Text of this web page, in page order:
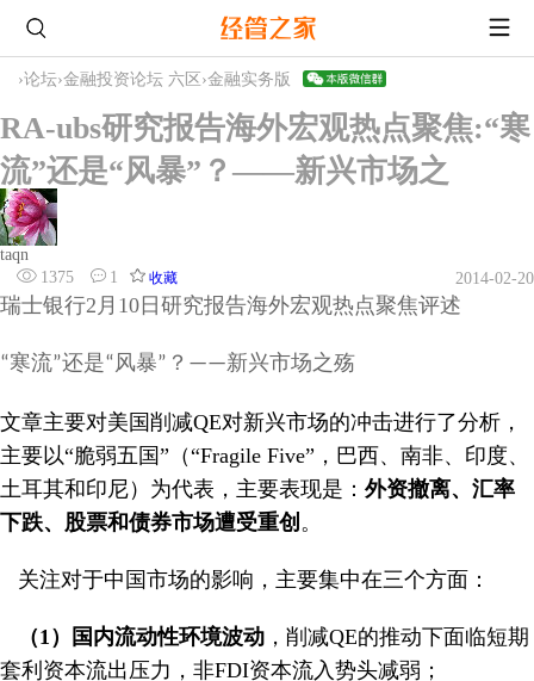
›论坛›金融投资论坛 六区 ›金融实务版
RA-ubs研究报告海外宏观热点聚焦:“寒
流”还是“风暴”？——新兴市场之
taqn
1375
1 收藏 2014-02-20
瑞士银行2月10日研究报告海外宏观热点聚焦评述
“寒流”还是“ 风暴” ？ ——新兴市场之殇
文章主要对美国削减QE对新兴市场的冲击进行了分析，
主要以“脆弱五国”（“Fragile Five”，巴西、南非、印度、
土耳其和印尼）为代表，主要表现是： 外资撤离、汇率
下跌、股票和债券市场遭受重创 。
关注对于中国市场的影响，主要集中在三个方面：
（1）国内流动性环境波动 ，削减QE的推动下面临短期
套利资本流出压力，非FDI资本流入势头减弱；